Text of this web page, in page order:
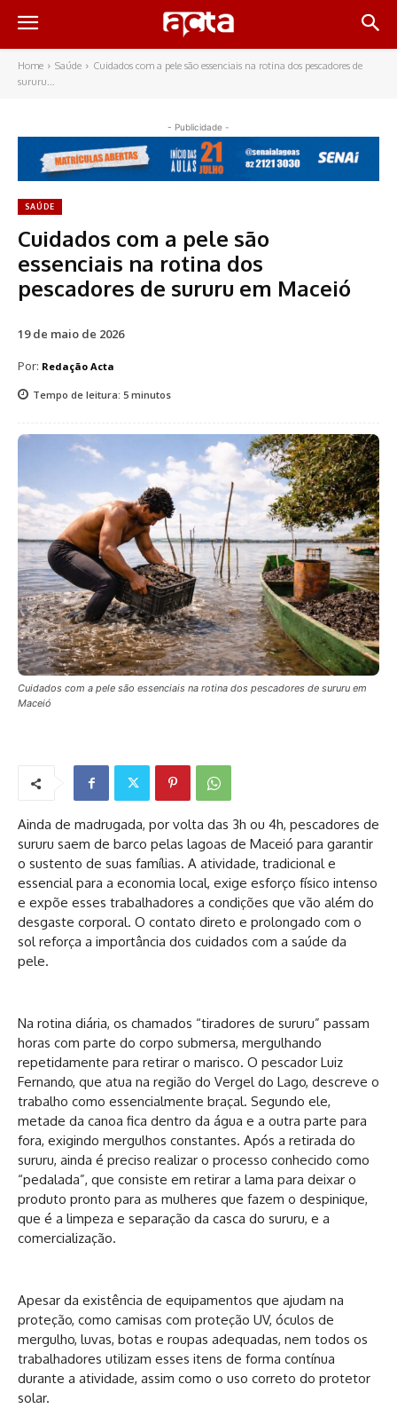
Home Saúde
Cuidados com a pele são essenciais na rotina dos pescadores de
sururu...
- Publicidade -
SAÚDE
Cuidados com a pele são
essenciais na rotina dos
pescadores de sururu em Maceió
19 de maio de 2026
Por: Redação Acta
Tempo de leitura: 5 minutos
Cuidados com a pele são essenciais na rotina dos pescadores de sururu em
Maceió
Ainda de madrugada, por volta das 3h ou 4h, pescadores de
sururu saem de barco pelas lagoas de Maceió para garantir
o sustento de suas famílias. A atividade, tradicional e
essencial para a economia local, exige esforço físico intenso
e expõe esses trabalhadores a condições que vão além do
desgaste corporal. O contato direto e prolongado com o
sol reforça a importância dos cuidados com a saúde da
pele.
Na rotina diária, os chamados “tiradores de sururu” passam
horas com parte do corpo submersa, mergulhando
repetidamente para retirar o marisco. O pescador Luiz
Fernando, que atua na região do Vergel do Lago, descreve o
trabalho como essencialmente braçal. Segundo ele,
metade da canoa fica dentro da água e a outra parte para
fora, exigindo mergulhos constantes. Após a retirada do
sururu, ainda é preciso realizar o processo conhecido como
“pedalada”, que consiste em retirar a lama para deixar o
produto pronto para as mulheres que fazem o despinique,
que é a limpeza e separação da casca do sururu, e a
comercialização.
Apesar da existência de equipamentos que ajudam na
proteção, como camisas com proteção UV, óculos de
mergulho, luvas, botas e roupas adequadas, nem todos os
trabalhadores utilizam esses itens de forma contínua
durante a atividade, assim como o uso correto do protetor
solar.